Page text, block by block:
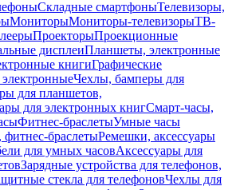
Складные смартфоныТелевизоры,
МониторыМониторы-телевизорыТВ-
ПроекторыПроекционные
дисплеиПланшеты, электронные
книгиГрафические
Чехлы, бамперы для
для планшетов,
для электронных книгСмарт-часы,
Фитнес-браслетыУмные часы
браслетыРемешки, аксессуары
для умных часовАксессуары для
Зарядные устройства для телефонов,
стекла для телефоновЧехлы для